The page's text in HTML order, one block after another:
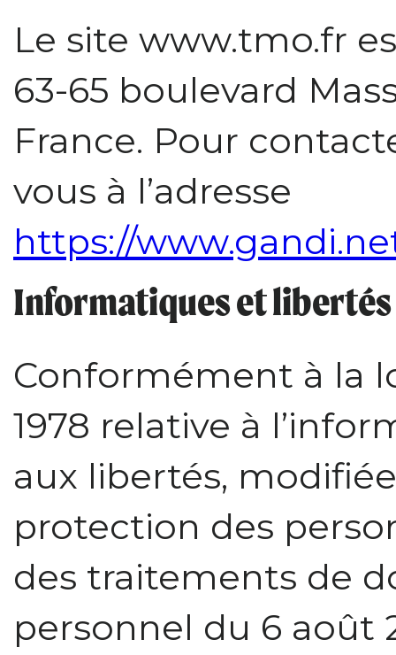
Le site www.tmo.fr
63-65 boulevard
France. Pour
vous à l’adresse
https://
Informatiques et libertés
Conformément à la
1978 relative à
aux libertés,
protection des
des traitements de
personnel du 6 août